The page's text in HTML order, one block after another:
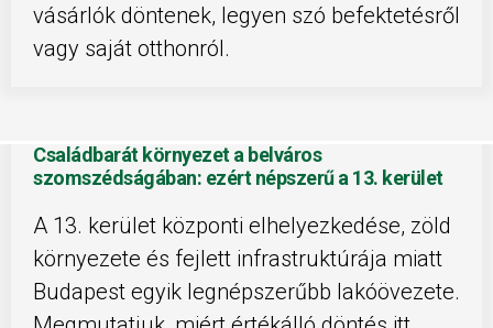
vásárlók döntenek, legyen szó befektetésről
vagy saját otthonról.
Családbarát környezet a belváros
szomszédságában: ezért népszerű a 13. kerület
A 13. kerület központi elhelyezkedése, zöld
környezete és fejlett infrastruktúrája miatt
Budapest egyik legnépszerűbb lakóövezete.